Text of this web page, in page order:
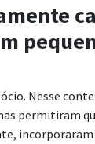
Nesse
permitiram